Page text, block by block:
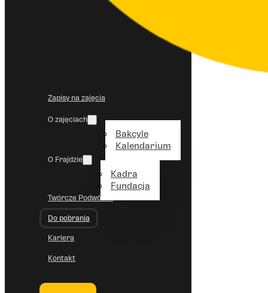
Zapisy na zajęcia
O zajęciach
Bakcyle
Kalendarium
O Frajdzie
Kadra
Fundacja
Twórcze Podwórko
Do pobrania
Kariera
Kontakt